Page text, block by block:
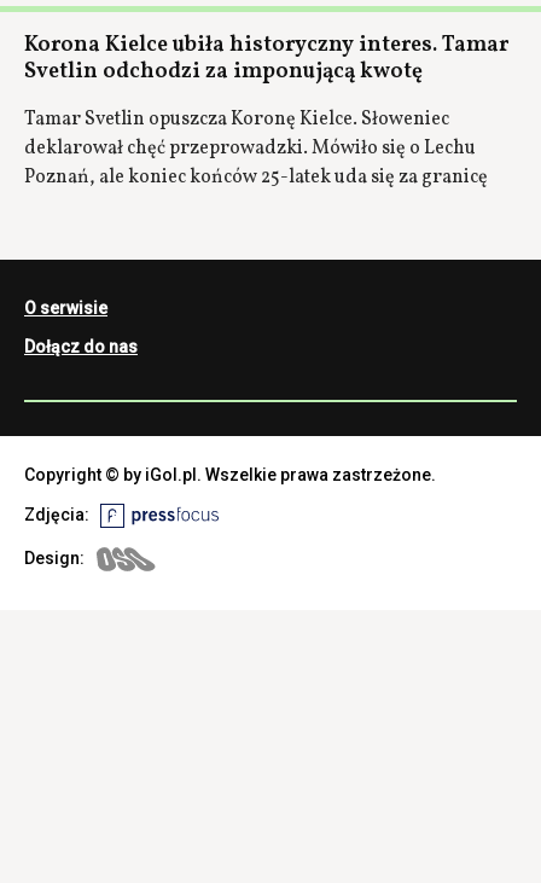
Korona Kielce ubiła historyczny interes. Tamar
Svetlin odchodzi za imponującą kwotę
Tamar Svetlin opuszcza Koronę Kielce. Słoweniec
deklarował chęć przeprowadzki. Mówiło się o Lechu
Poznań, ale koniec końców 25-latek uda się za granicę
O serwisie
Dołącz do nas
Copyright © by iGol.pl. Wszelkie prawa zastrzeżone.
Zdjęcia:
Design: